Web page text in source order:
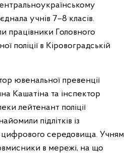
учнів 7–8 класів.
працівники Головного
поліції в Кіровоградській
ювенальної превенції
Кашатіна та інспектор
лейтенант поліції
підлітків із
середовища. Учням
в мережі, на що